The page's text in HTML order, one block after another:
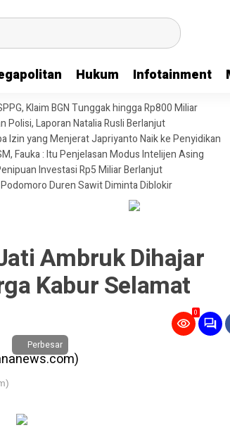
Hukum Infotainment
Klaim BGN Tunggak hingga Rp800 Miliar
Laporan Natalia Rusli Berlanjut
Izin yang Menjerat Japriyanto Naik ke Penyidikan
Fauka : Itu Penjelasan Modus Intelijen Asing
Investasi Rp5 Miliar Berlanjut
Duren Sawit Diminta Diblokir
Ambruk Dihajar
Kabur Selamat
0
Perbesar